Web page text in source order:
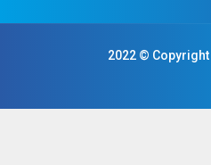
2022 © Copyright